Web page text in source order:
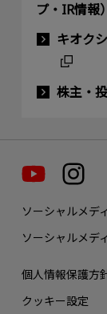
プ・IR情報）
キオク
株主・
ソーシャルメデ
ソーシャルメデ
個人情報保護方
クッキー設定